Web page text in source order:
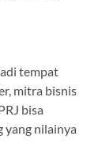
tempat
mitra bisnis
bisa
yang nilainya